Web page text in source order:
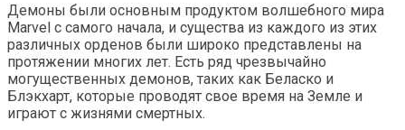
Демоны были основным продуктом волшебного мира
Marvel с самого начала, и существа из каждого из этих
различных орденов были широко представлены на
протяжении многих лет. Есть ряд чрезвычайно
могущественных демонов, таких как Беласко и
Блэкхарт, которые проводят свое время на Земле и
играют с жизнями смертных.